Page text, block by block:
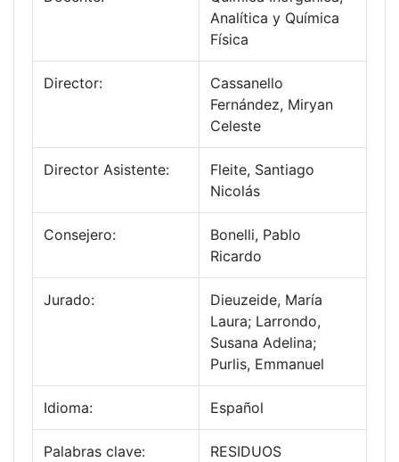
Analítica y Química
Física
Director:
Cassanello
Fernández, Miryan
Celeste
Director Asistente:
Fleite, Santiago
Nicolás
Consejero:
Bonelli, Pablo
Ricardo
Jurado:
Dieuzeide, María
Laura; Larrondo,
Susana Adelina;
Purlis, Emmanuel
Idioma: Español
Palabras clave:
RESIDUOS